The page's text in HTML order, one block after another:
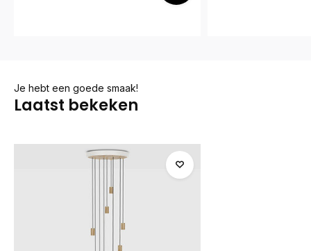
Je hebt een goede smaak!
Laatst bekeken